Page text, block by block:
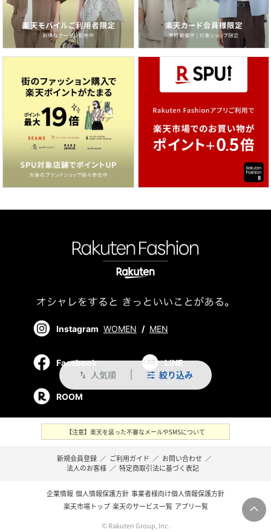
swap_vert 人気順 絞り込み
Instagram WOMEN / MEN
Facebook LINE
ROOM
【注意】楽天を装った不審なメールやSMSについて
新規会員登録 ／ ご利用ガイド ／ お問い合わせ ／
法人のお客様 ／ 特定商取引法に基づく表記
企業情報 個人情報保護方針 事業者様向け個人情報保護方針
楽天市場トップ 楽天のサービス一覧 アプリ一覧
© Rakuten Group, Inc.